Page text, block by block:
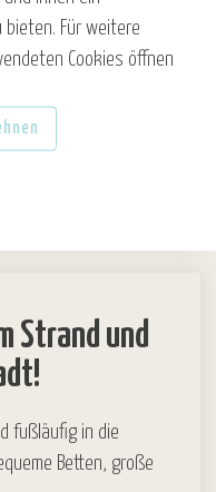
Strand und
fußläufig in die
Betten, große
Für weitere
Cookies öffnen